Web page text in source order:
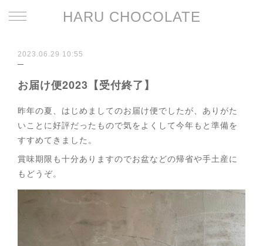
HARU CHOCOLATE
2023.06.29 10:55
お届け便2023【受付終了】
昨年の夏、はじめましてのお届け便でしたが、ありがた
いことに好評だったもので気をよくして今年もと準備を
すすめてきました。
賞味期限も十分ありますのでお盆などの帰省や手土産に
もどうぞ。